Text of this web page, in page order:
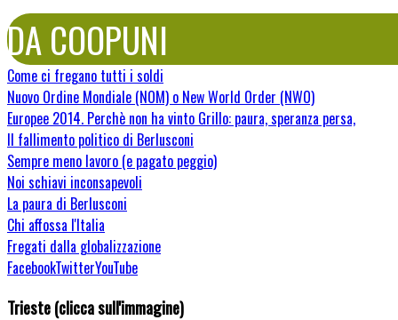
DA COOPUNI
Come ci fregano tutti i soldi
Nuovo Ordine Mondiale (NOM) o New World Order (NWO)
Europee 2014. Perchè non ha vinto Grillo: paura, speranza persa,
Il fallimento politico di Berlusconi
Sempre meno lavoro (e pagato peggio)
Noi schiavi inconsapevoli
La paura di Berlusconi
Chi affossa l'Italia
Fregati dalla globalizzazione
FacebookTwitterYouTube
Trieste (clicca sull'immagine)